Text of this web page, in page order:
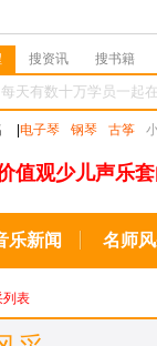
搜资讯 搜书籍
电子琴 钢琴 古筝
值观少儿声乐
乐新闻 名师
列表